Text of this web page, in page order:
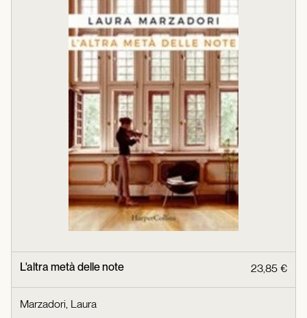
L'altra metà delle note 23,85 €
Marzadori, Laura